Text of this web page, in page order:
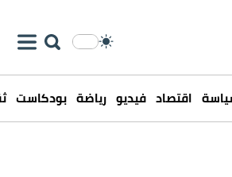
اقتصاد فيديو رياضة بودكاست